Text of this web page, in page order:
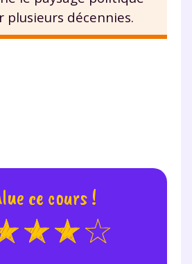
plusieurs décennies.
ce cours !
recevoir les actualités et des
de la part de
.